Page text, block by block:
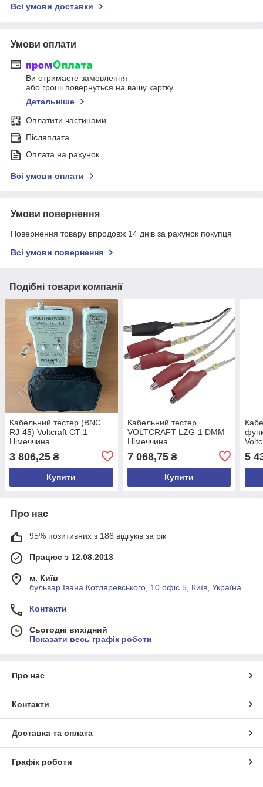
Всі умови доставки
Умови оплати
Ви отримаєте замовлення
або гроші повернуться на вашу картку
Детальніше
Оплатити частинами
Післяплата
Оплата на рахунок
Всі умови оплати
Умови повернення
Повернення товару впродовж 14 днів за рахунок покупця
Всі умови повернення
Подібні товари компанії
Кабельний тестер (BNC
RJ-45) Voltcraft CT-1
Німеччина
3 806,25 ₴
Купити
Кабельний тестер
VOLTCRAFT LZG-1 DMM
Німеччина
7 068,75₴
Купити
5
Про нас
95% позитивних з 186 відгуків за рік
Працює з 12.08.2013
м. Київ
бульвар Івана Котляревського, 10 офіс 5, Київ, Україна
Контакти
Сьогодні вихідний
Показати весь графік роботи
Про нас
Контакти
Доставка та оплата
Графік роботи